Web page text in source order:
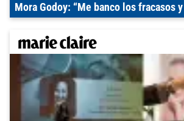
Mora Godoy: “Me banco los fracasos